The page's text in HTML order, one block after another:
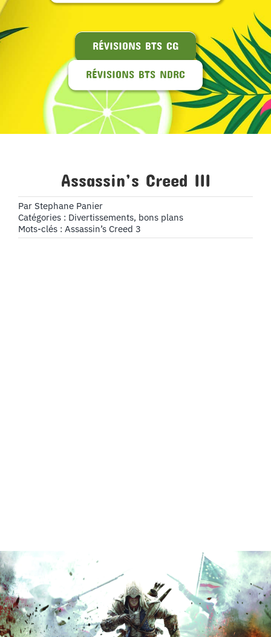
RÉVISIONS BTS CG
RÉVISIONS BTS NDRC
Assassin’s Creed III
Par Stephane Panier
Catégories : Divertissements, bons plans
Mots-clés : Assassin’s Creed 3